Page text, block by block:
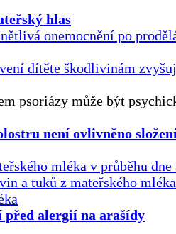
hlas
onemocnění po
dítěte škodlivinám
psoriázy může být
není ovlivněno
mléka v průběhu dne
a tuků z mateřského
alergií na arašídy